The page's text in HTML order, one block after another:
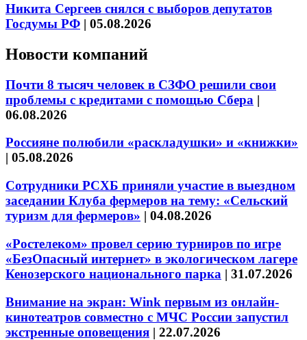
Никита Сергеев снялся с выборов депутатов
Госдумы РФ | 05.08.2026
Новости компаний
Почти 8 тысяч человек в СЗФО решили свои
проблемы с кредитами с помощью Сбера |
06.08.2026
Россияне полюбили «раскладушки» и «книжки»
| 05.08.2026
Сотрудники РСХБ приняли участие в выездном
заседании Клуба фермеров на тему: «Сельский
туризм для фермеров» | 04.08.2026
«Ростелеком» провел серию турниров по игре
«БезОпасный интернет» в экологическом лагере
Кенозерского национального парка | 31.07.2026
Внимание на экран: Wink первым из онлайн-
кинотеатров совместно с МЧС России запустил
экстренные оповещения | 22.07.2026